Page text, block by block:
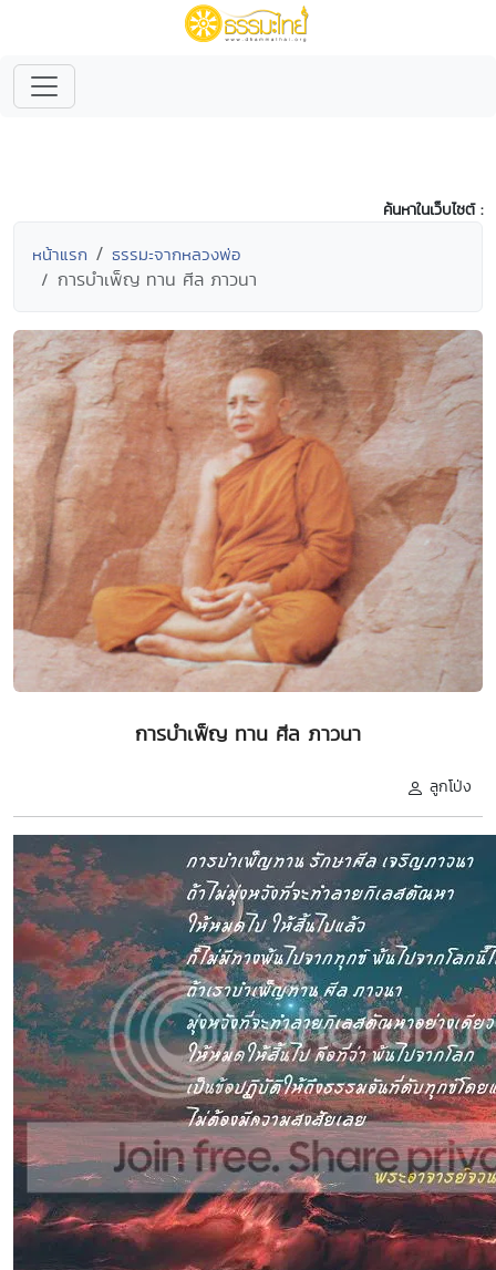
ค้นหาในเว็บไซต์ :
หน้าแรก ธรรมะจากหลวงพ่อ
การบำเพ็ญ ทาน ศีล ภาวนา
การบำเพ็ญ ทาน ศีล ภาวนา
ลูกโป่ง